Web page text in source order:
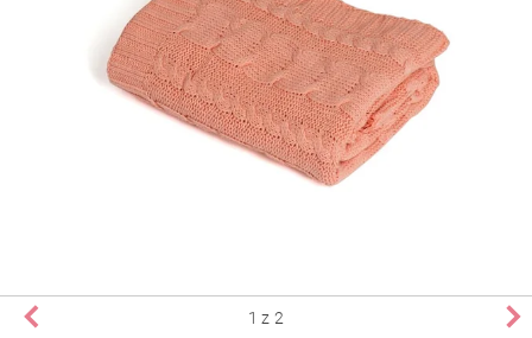
1 z 2